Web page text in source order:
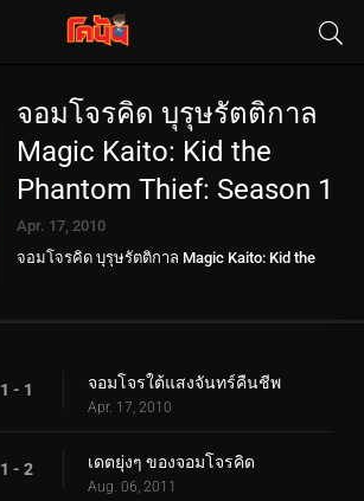
จอมโจรคิด บุรุษรัตติกาล
Magic Kaito: Kid the
Phantom Thief: Season 1
Apr. 17, 2010
จอมโจรคิด บุรุษรัตติกาล Magic Kaito: Kid the
1 - 1 จอมโจรใต้แสงจันทร์คืนชีพ
Apr. 17, 2010
1 - 2 เดตยุ่งๆ ของจอมโจรคิด
Aug. 06, 2011